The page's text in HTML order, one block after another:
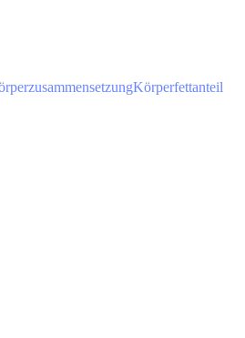
Körperfettanteil